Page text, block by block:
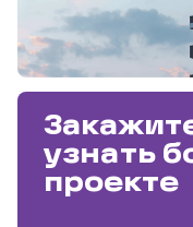
узнать
проекте